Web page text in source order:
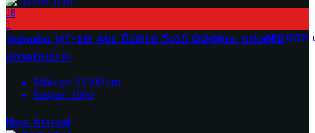
18
1
289,000
Yamaha MT-10 Abs ปี2018 วิ่ง15,000Km. แต่งครบ
สภาพใหม่มาก
Mileage: 15300 km
Engine: 1000
New Arrival